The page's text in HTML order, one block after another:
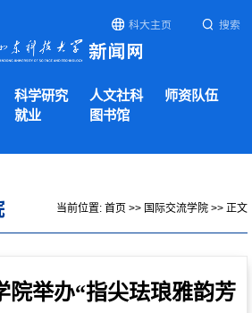
科大主页 搜索
科学研究 人文社科
师资队伍
就业 图书馆
当前位置: 首页 >> 国际交流学院 >> 正文
院举办“指尖珐琅雅韵芳